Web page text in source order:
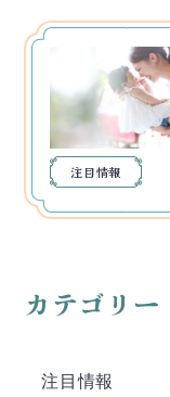
注目情報
カテゴリー
注目情報